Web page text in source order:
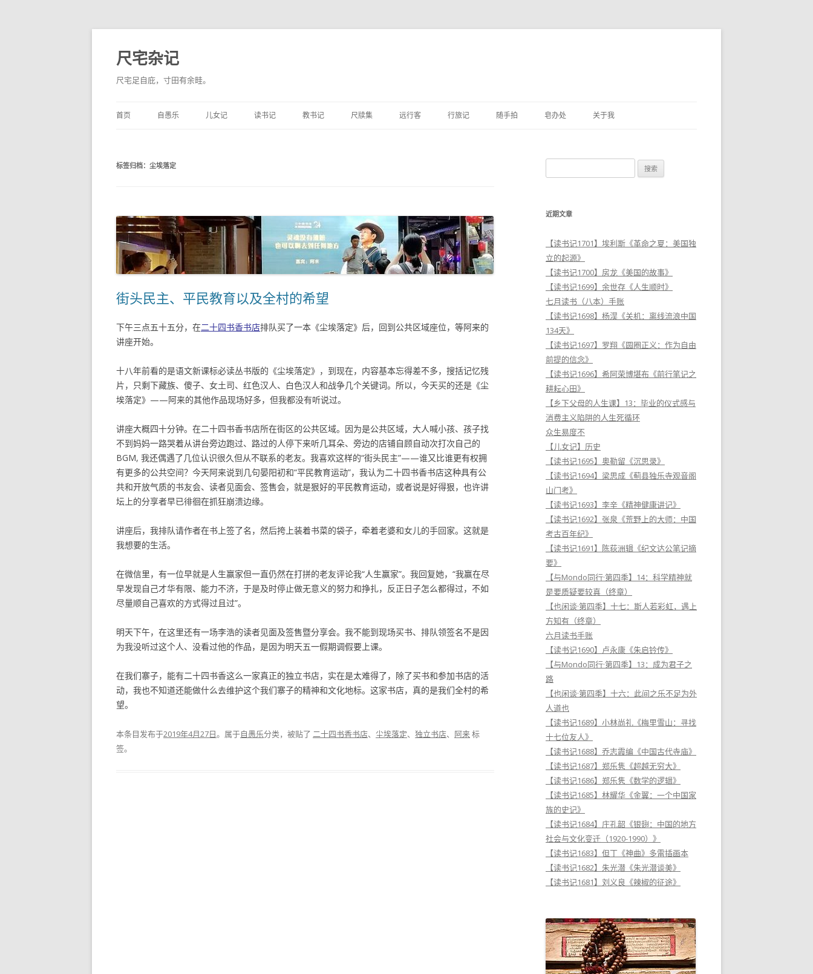
尺宅杂记
尺宅足自庇，寸田有余畦。
至
正
首页 自愚乐 儿女记 读书记 教书记 尺牍集 远行客 行旅记 随手拍 皂办处 关于我
标签归档： 尘埃落定
街头民主、平民教育以及全村的希望
下午三点五十五分，在二十四书香书店排队买了一本《尘埃落定》后，回到公共区域座位，等阿来的
讲座开始。
十八年前看的是语文新课标必读丛书版的《尘埃落定》，到现在，内容基本忘得差不多，搜括记忆残
片，只剩下藏族、傻子、女土司、红色汉人、白色汉人和战争几个关键词。所以，今天买的还是《尘
埃落定》——阿来的其他作品现场好多，但我都没有听说过。
讲座大概四十分钟。在二十四书香书店所在街区的公共区域。因为是公共区域，大人喊小孩、孩子找
不到妈妈一路哭着从讲台旁边跑过、路过的人停下来听几耳朵、旁边的店铺自顾自动次打次自己的
BGM, 我还偶遇了几位认识很久但从不联系的老友。我喜欢这样的“街头民主”——谁又比谁更有权拥
有更多的公共空间？今天阿来说到几句晏阳初和“平民教育运动”，我认为二十四书香书店这种具有公
共和开放气质的书友会、读者见面会、签售会，就是狠好的平民教育运动，或者说是好得狠，也许讲
坛上的分享者早已徘徊在抓狂崩溃边缘。
讲座后，我排队请作者在书上签了名，然后挎上装着书菜的袋子，牵着老婆和女儿的手回家。这就是
我想要的生活。
在微信里，有一位早就是人生赢家但一直仍然在打拼的老友评论我“人生赢家”。我回复她，“我赢在尽
早发现自己才华有限、能力不济，于是及时停止做无意义的努力和挣扎，反正日子怎么都得过，不如
尽量顺自己喜欢的方式得过且过”。
明天下午，在这里还有一场李浩的读者见面及签售暨分享会。我不能到现场买书、排队领签名不是因
为我没听过这个人、没看过他的作品，是因为明天五一假期调假要上课。
在我们寨子，能有二十四书香这么一家真正的独立书店，实在是太难得了，除了买书和参加书店的活
动，我也不知道还能做什么去维护这个我们寨子的精神和文化地标。这家书店，真的是我们全村的希
望。
本条目发布于2019年4月27日。属于自愚乐分类，被贴了 二十四书香书店、 尘埃落定、 独立书店、 阿来标
签。
索
近期文章
【读书记1701】埃利斯《革命之夏：美国独
立的起源》
【读书记1700】房龙《美国的故事》
【读书记1699】余世存《人生顺时》
七月读书（八本）手账
【读书记1698】杨淏《关机：离线流浪中国
134天》
【读书记1697】罗翔《圆圈正义：作为自由
前提的信念》
【读书记1696】希阿荣博堪布《前行笔记之
耕耘心田》
【乡下父母的人生课】13：毕业的仪式感与
消费主义陷阱的人生死循环
众生易度不
【儿女记】历史
【读书记1695】奥勒留《沉思录》
【读书记1694】梁思成《蓟县独乐寺观音阁
山门考》
【读书记1693】李辛《精神健康讲记》
【读书记1692】张泉《荒野上的大师：中国
考古百年纪》
【读书记1691】陈荻洲辑《纪文达公笔记摘
要》
【与Mondo同行·第四季】14：科学精神就
是要质疑要较真（终章）
【也闲谈·第四季】十七：斯人若彩虹，遇上
方知有（终章）
六月读书手账
【读书记1690】卢永康《朱启钤传》
【与Mondo同行·第四季】13：成为君子之
路
【也闲谈·第四季】十六：此间之乐不足为外
人道也
【读书记1689】小林尚礼《梅里雪山：寻找
十七位友人》
【读书记1688】乔志霞编《中国古代寺庙》
【读书记1687】郑乐隽《超越无穷大》
【读书记1686】郑乐隽《数学的逻辑》
【读书记1685】林耀华《金翼：一个中国家
族的史记》
【读书记1684】庄孔韶《银翅：中国的地方
社会与文化变迁（1920-1990）》
【读书记1683】但丁《神曲》多雷插画本
【读书记1682】朱光潜《朱光潜谈美》
【读书记1681】刘义良《辣椒的征途》